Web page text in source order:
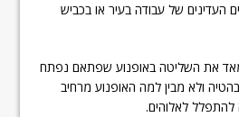
העדינים של עבודה בעיר או בכביש
את השליטה באופנוע שפתאם נפתח
ולא מבין למה האופנוע מרחיב
להתפלל לאלוהים.